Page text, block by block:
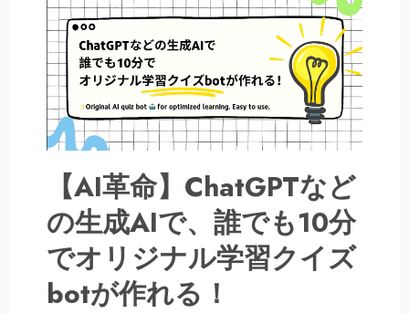
【AI革命】ChatGPTなど
の生成AIで、誰でも10分
でオリジナル学習クイズ
botが作れる！